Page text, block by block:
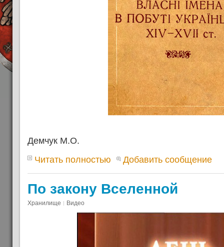
Демчук М.О.
Читать полностью
Добавить сообщение
По закону Вселенной
Хранилище Видео